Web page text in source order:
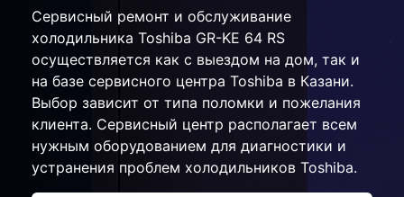
Сервисный ремонт и обслуживание
холодильника Toshiba GR-KE 64 RS
осуществляется как с выездом на дом, так и
на базе сервисного центра Toshiba в Казани.
Выбор зависит от типа поломки и пожелания
клиента. Сервисный центр располагает всем
нужным оборудованием для диагностики и
устранения проблем холодильников Toshiba.